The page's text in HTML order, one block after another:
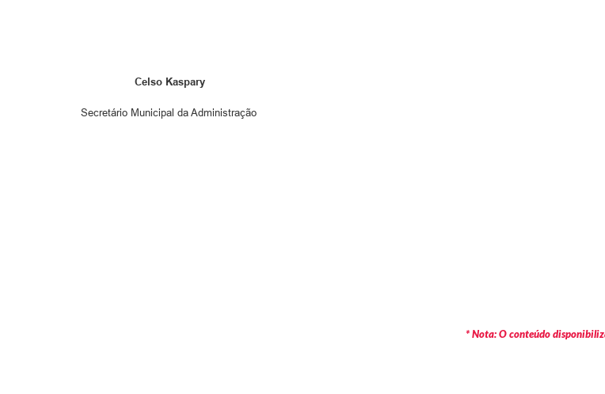
Celso Kaspary
Secretário Municipal da Administração
* Nota: O conteúdo